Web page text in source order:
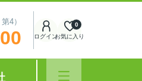
4）
ログインお気に入り
0